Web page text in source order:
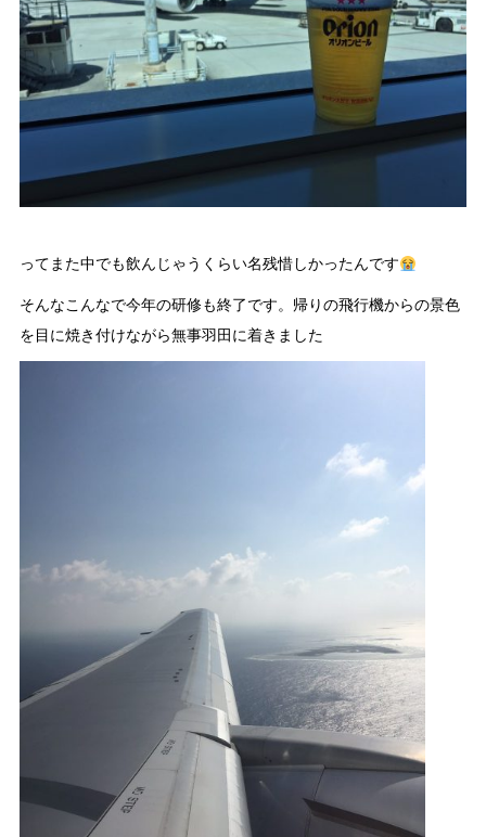
ってまた中でも飲んじゃうくらい名残惜しかったんです
そんなこんなで今年の研修も終了です。帰りの飛行機からの景色
を目に焼き付けながら無事羽田に着きました